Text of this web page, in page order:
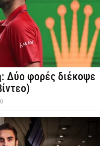
Δύο φορές διέκοψε